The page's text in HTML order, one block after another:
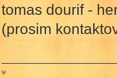
tomas dourif -
(prosim
Ψ